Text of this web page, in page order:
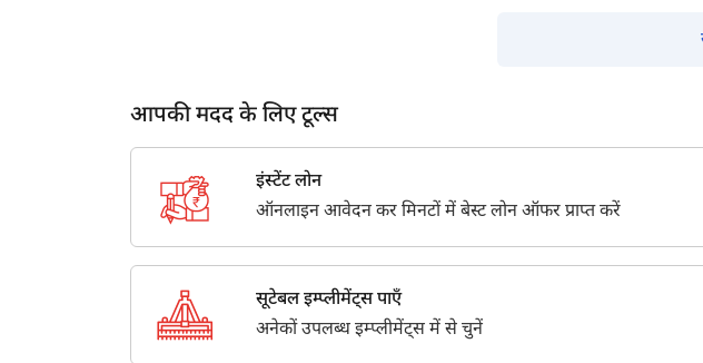
आपकी मदद के लिए टूल्स
इंस्टेंट लोन
ऑनलाइन आवेदन कर मिनटों में बेस्ट लोन ऑफर प्राप्त करें
सूटेबल इम्प्लीमेंट्स पाएँ
अनेकों उपलब्ध इम्प्लीमेंट्स में से चुनें